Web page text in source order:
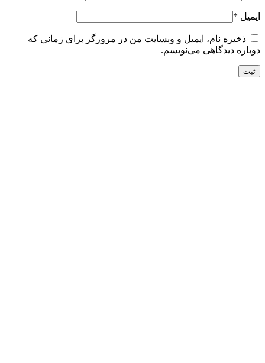
ایمیل *
ذخیره نام، ایمیل و وبسایت من در مرورگر برای زمانی که
دوباره دیدگاهی می‌نویسم.